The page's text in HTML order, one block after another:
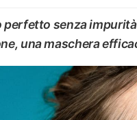
perfetto senza
una maschera